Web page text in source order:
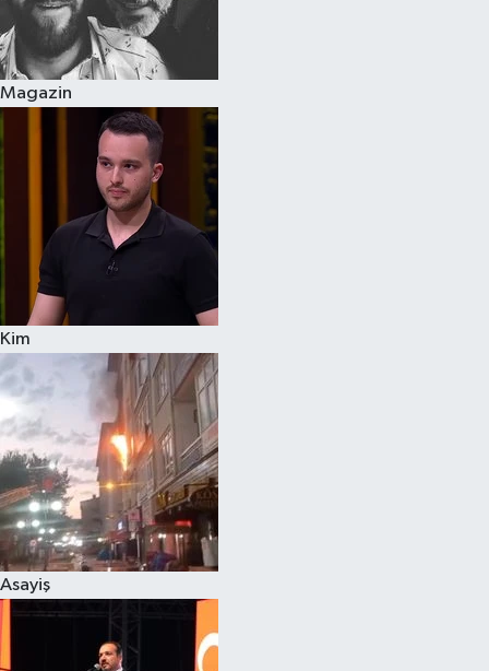
Magazin
Kim
Asayiş
Spor
Burç Yorumları
Çocuk
Eğitim
Hava Durumu
Kadın
Kim kimdir?
Kültür Sanat
Sağlık
Siyaset
Teknoloji
Televizyon